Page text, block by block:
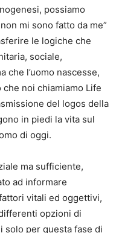
possiamo
mi sono fatto da me”
le logiche che
sociale,
che l’uomo nascesse,
noi chiamiamo Life
del logos della
in piedi la vita sul
di oggi.
ma sufficiente,
ad informare
vitali ed oggettivi,
opzioni di
solo per questa fase di